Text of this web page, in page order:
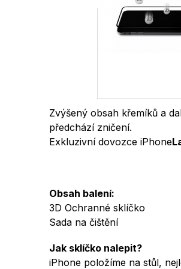
Zvýšený obsah křemíků a
předchází zničení.
Exkluzivní dovozce iPhone
Obsah balení:
3D Ochranné sklíčko
Sada na čištění
Jak sklíčko nalepit?
iPhone položíme na stůl,